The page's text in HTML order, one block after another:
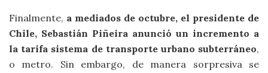
Finalmente, a mediados de octubre, el presidente de
Chile, Sebastián Piñeira anunció un incremento a
la tarifa sistema de transporte urbano subterráneo,
o metro. Sin embargo, de manera sorpresiva se